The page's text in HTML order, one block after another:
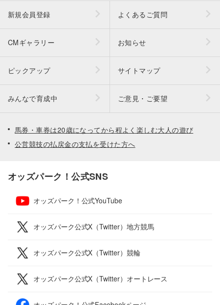
新規会員登録 よくあるご質問
CMギャラリー お知らせ
ピックアップ サイトマップ
みんなで育成中 ご意見・ご要望
馬券・車券は20歳になってから程よく楽しむ大人の遊び
公営競技の払戻金の支払を受けた方へ
オッズパーク！公式SNS
オッズパーク！公式YouTube
オッズパーク公式X（Twitter）地方競馬
オッズパーク公式X（Twitter）競輪
オッズパーク公式X（Twitter）オートレース